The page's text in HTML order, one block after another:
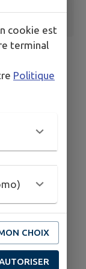
cookie est
terminal
Politique
CHOIX